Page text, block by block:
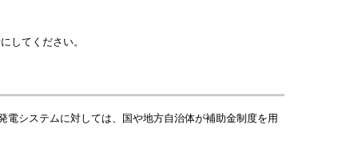
してください。
システムに対しては、国や地方自治体が補助金制度を用